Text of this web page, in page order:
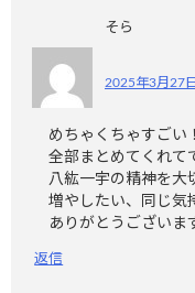
そら
2025年3月27
めちゃくちゃすごい
全部まとめてくれて
八紘一宇の精神を大
増やしたい、同じ気
ありがとうございま
返信